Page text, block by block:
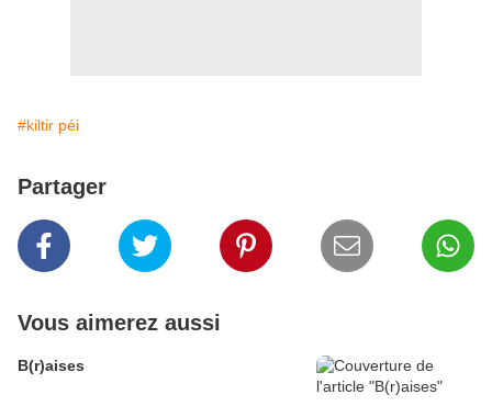
#kiltir péi
Partager
Vous aimerez aussi
B(r)aises